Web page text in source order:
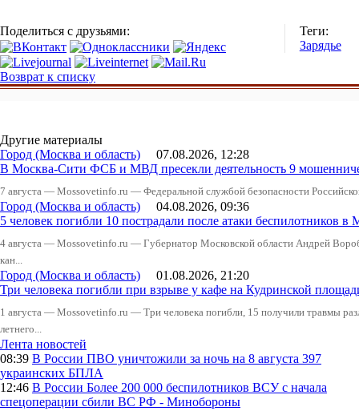
Поделиться с друзьями:
Теги:
Зарядье
Возврат к списку
Другие материалы
Город (Москва и область) 07.08.2026, 12:28
В Москва-Сити ФСБ и МВД пресекли деятельность 9
7 августа — Mossovetinfo.ru — Федеральной службой безопасности
Город (Москва и область) 04.08.2026, 09:36
5 человек погибли 10 пострадали после атаки беспилотников в
4 августа — Mossovetinfo.ru — Губернатор Московской области Андрей
кан...
Город (Москва и область) 01.08.2026, 21:20
Три человека погибли при взрыве у кафе на Кудринской
1 августа — Mossovetinfo.ru — Три человека погибли, 15 получили травмы
летнего...
Лента новостей
08:39 В России ПВО уничтожили за ночь на 8 августа 397
украинских БПЛА
12:46 В России Более 200 000 беспилотников ВСУ с начала
спецоперации сбили ВС РФ - Минобороны